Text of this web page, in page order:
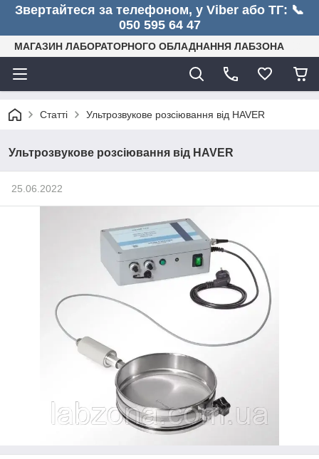
Звертайтеся за телефоном, у Viber або ТГ: 📞
050 595 64 47
МАГАЗИН ЛАБОРАТОРНОГО ОБЛАДНАННЯ ЛАБЗОНА
Статті Ультрозвукове розсіювання від HAVER
Ультрозвукове розсіювання від HAVER
25.06.2022